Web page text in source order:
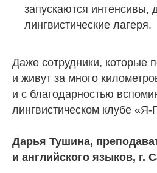
запускаются интенсивы,
лингвистические лагеря.
Даже сотрудники, которые
и живут за много
и с благодарностью
лингвистическом клубе «Я-
Дарья Тушина,
и английского языков, г.